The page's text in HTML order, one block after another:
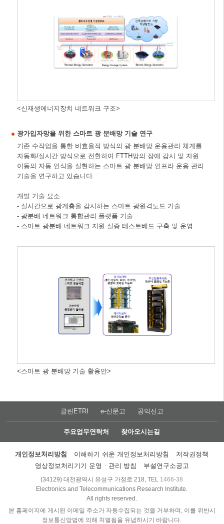
<신재생에너지장치 네트워크 구조>
광가입자망을 위한 스마트 광 분배망 기술 연구
기존 수작업을 통한 비효율적 방식의 광 분배망 운용관리 체계를
자동화/실시간 방식으로 전환하여 FTTH망의 장애 감시 및 자원
이동의 자동 인식을 실현하는 스마트 광 분배망 인프라 운용 관리
기술을 연구하고 있습니다.
개발 기술 요소
- 실시간으로 광계층을 감시하는 스마트 광원격노드 기술
- 광분배 네트워크 통합관리 플랫폼 기술
- 스마트 광분배 네트워크 지원 실증 테스트베드 구축 및 운영
<스마트 광 분배망 기술 활용안>
클린ETRI e-신문고 공익신고
주요업무연락처 찾아오시는길
개인정보처리방침 이해하기 쉬운 개인정보처리방침
저작권정책
영상정보처리기기 운영ㆍ관리 방침
부설연구소공고
(34129) 대전광역시 유성구 가정로 218, TEL 1466-38
Electronics and Telecommunications Research Institute.
All rights reserved.
본 홈페이지에 게시된 이메일 주소가 자동수집되는 것을 거부하며, 이를 위반시
정보통신망법에 의해 처벌됨을 유념하시기 바랍니다.